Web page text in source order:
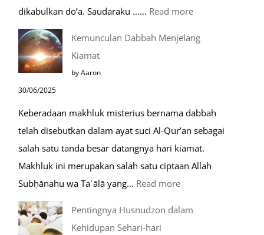
dikabulkan do’a. Saudaraku …… Read more:
Saat
Mustajab
Kemunculan Dabbah Menjelang
Kiamat
by Aaron
30/06/2025
Keberadaan makhluk misterius bernama dabbah
telah disebutkan dalam ayat suci Al-Qur’an sebagai
salah satu tanda besar datangnya hari kiamat.
Makhluk ini merupakan salah satu ciptaan Allah
Subḥānahu wa Taʿālā yang… Read more:
Pentingnya Husnudzon dalam
Kehidupan Sehari-hari